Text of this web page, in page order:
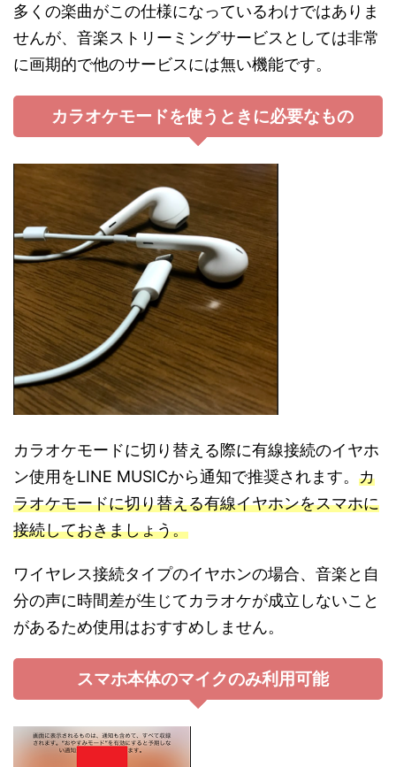
多くの楽曲がこの仕様になっているわけではありま
せんが、音楽ストリーミングサービスとしては非常
に画期的で他のサービスには無い機能です。
カラオケモードを使うときに必要なもの
カラオケモードに切り替える際に有線接続のイヤホ
ン使用をLINE MUSICから通知で推奨されます。 カ
ラオケモードに切り替える有線イヤホンをスマホに
接続しておきましょう。
ワイヤレス接続タイプのイヤホンの場合、音楽と自
分の声に時間差が生じてカラオケが成立しないこと
があるため使用はおすすめしません。
スマホ本体のマイクのみ利用可能